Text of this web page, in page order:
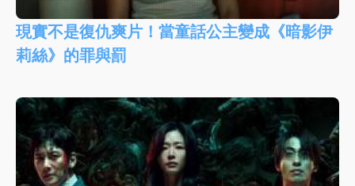
現實不是復仇爽片！當童話公主變成《暗影伊
莉絲》的罪與罰